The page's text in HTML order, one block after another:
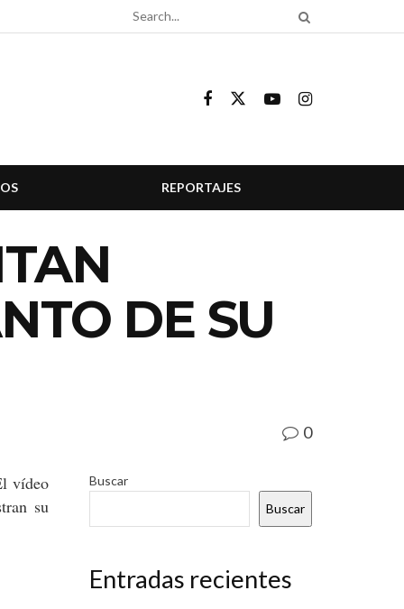
REPORTAJES
DE SU
0
vídeo
su
Buscar
Buscar
Entradas recientes